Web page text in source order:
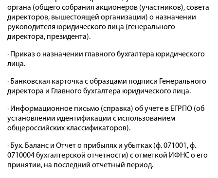
органа (общего собрания акционеров (участников), совета
директоров, вышестоящей организации) о назначении
руководителя юридического лица (генерального
директора, президента).
· Приказ о назначении главного бухгалтера юридического
лица.
· Банковская карточка с образцами подписи Генерального
директора и Главного бухгалтера юридического лица.
· Информационное письмо (справка) об учете в ЕГРПО (об
установлении идентификации с использованием
общероссийских классификаторов).
· Бух. Баланс и Отчет о прибылях и убытках (ф. 071001, ф.
0710004 бухгалтерской отчетности) с отметкой ИФНС о его
принятии, на последний отчетный период.